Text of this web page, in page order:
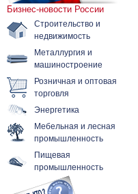
Бизнес-новости России
Строительство и
недвижимость
Металлургия и
машиностроение
Розничная и оптовая
торговля
Энергетика
Мебельная и лесная
промышленность
Пищевая
промышленность